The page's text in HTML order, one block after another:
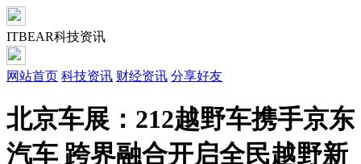
ITBEAR科技资讯
网站首页 科技资讯 财经资讯 分享好友
北京车展：212越野车携手京东
汽车 跨界融合开启全民越野新